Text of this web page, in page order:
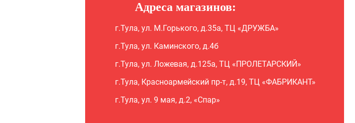
Адреса магазинов:
г.Тула, ул. М.Горького, д.35а, ТЦ «ДРУЖБА»
г.Тула, ул. Каминского, д.4б
г.Тула, ул. Ложевая, д.125а, ТЦ «ПРОЛЕТАРСКИЙ»
г.Тула, Красноармейский пр-т, д.19, ТЦ «ФАБРИКАНТ»
г.Тула, ул. 9 мая, д.2, «Спар»